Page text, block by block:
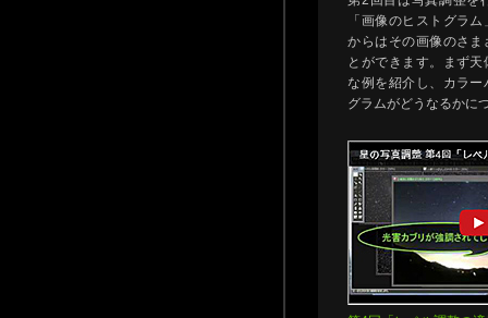
「画像のヒストグラ
からはその画像のさ
とができます。まず
な例を紹介し、カラ
グラムがどうなるかに